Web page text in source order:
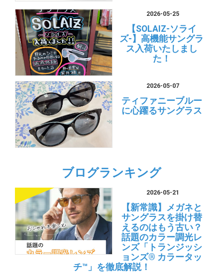
2026-05-25
【SOLAIZ-ソライ
ズ-】高機能サングラ
ス入荷いたしまし
た！
2026-05-07
ティファニーブルー
に心躍るサングラス
ブログランキング
2026-05-21
【新常識】メガネと
サングラスを掛け替
えるのはもう古い？
話題のカラー調光レ
ンズ「トランジッシ
ョンズ® カラータッ
チ™」を徹底解説！